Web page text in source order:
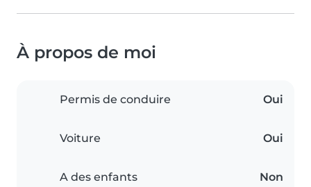
À propos de moi
Permis de conduire Oui
Voiture Oui
A des enfants Non